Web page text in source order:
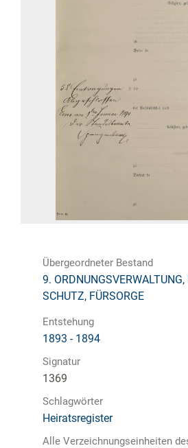
Übergeordneter Bestand
9.
SCHUTZ, FÜRSORGE
Entstehung
1893 - 1894
Signatur
1369
Schlagwörter
Heiratsregister
Alle Verzeichnungseinheiten